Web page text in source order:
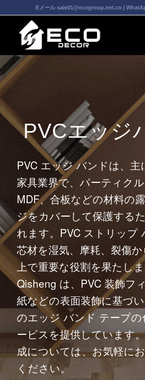
Eメールsale01@ecogroup.net.cn |
PVCエッジ
PVC エッジ バンドは、主
家具業界で、パーティクル
MDF、合板などの材料の
ジをカバーして保護する
れます。PVC ストリップ
芯材を湿気、摩耗、裂傷
上で重要な役割を果たしま
Qisheng は、PVC 装飾フ
紙などの表面装飾に基づ
のエッジ バンド テープの
ービスを提供しています
成については、お気軽に
ください。